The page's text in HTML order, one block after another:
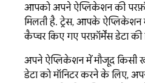
आपको अपने ऐप्लिकेशन की
मिलती है. ट्रेस, आपके ऐप्लिकेशन
कैप्चर किए गए परफ़ॉर्मेंस डेटा की
अपने ऐप्लिकेशन में मौजूद किसी
डेटा को मॉनिटर करने के लिए,